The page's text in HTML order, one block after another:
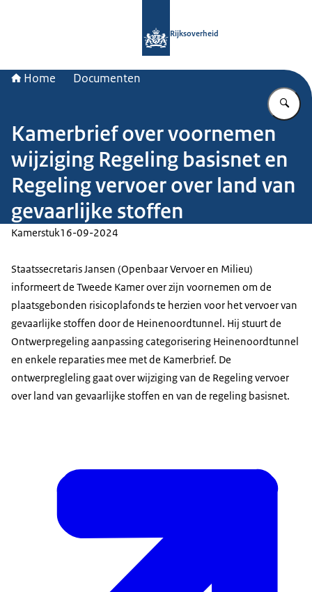
Rijksoverheid
Home Documenten
Kamerbrief over voornemen
wijziging Regeling basisnet en
Regeling vervoer over land van
gevaarlijke stoffen
Kamerstuk16-09-2024
Staatssecretaris Jansen (Openbaar Vervoer en Milieu)
informeert de Tweede Kamer over zijn voornemen om de
plaatsgebonden risicoplafonds te herzien voor het vervoer van
gevaarlijke stoffen door de Heinenoordtunnel. Hij stuurt de
Ontwerpregeling aanpassing categorisering Heinenoordtunnel
en enkele reparaties mee met de Kamerbrief. De
ontwerpregleling gaat over wijziging van de Regeling vervoer
over land van gevaarlijke stoffen en van de regeling basisnet.